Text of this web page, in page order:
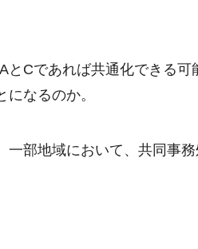
Cであれば共通化できる
なるのか。
部地域において、共同事